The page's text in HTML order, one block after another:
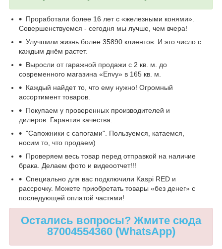
Проработали более 16 лет с «железными конями».
Совершенствуемся - сегодня мы лучше, чем вчера!
Улучшили жизнь более 35890 клиентов. И это число с
каждым днём растет.
Выросли от гаражной продажи с 2 кв. м. до
современного магазина «Envy» в 165 кв. м.
Каждый найдет то, что ему нужно! Огромный
ассортимент товаров.
Покупаем у проверенных производителей и
дилеров. Гарантия качества.
"Сапожники с сапогами". Пользуемся, катаемся,
носим то, что продаем)
Проверяем весь товар перед отправкой на наличие
брака. Делаем фото и видеоотчет!!!
Специально для вас подключили Kaspi RED и
рассрочку. Можете приобретать товары «без денег» с
последующей оплатой частями!
Остались вопросы? Жмите сюда
87004554360 (WhatsApp)